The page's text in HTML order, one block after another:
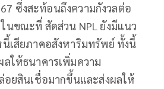
ซึ่งสะท้อนถึงความกังวลต่อ
นขณะที่ สัดส่วน NPL ยังมีแนว
เสียภาคอสังหาริมทรัพย์ ทั้งนี้
ให้ธนาคารเพิ่มความ
อยสินเชื่อมากขึ้นและส่งผลให้